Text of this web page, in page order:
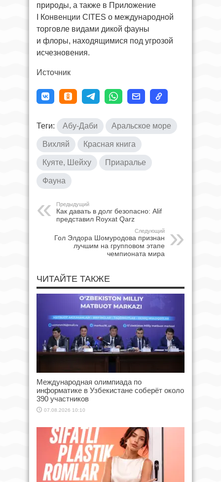
природы, а также в Приложение
I Конвенции CITES о международной
торговле видами дикой фауны
и флоры, находящимися под угрозой
исчезновения.
Источник
Теги: Абу-Даби Аральское море
Вихляй Красная книга
Куяте, Шейху Приаралье
Фауна
Предыдущий
Как давать в долг безопасно: Alif
представил Royxat Qarz
Следующий
Гол Элдора Шомуродова признан
лучшим на групповом этапе
чемпионата мира
ЧИТАЙТЕ ТАКЖЕ
Международная олимпиада по
информатике в Узбекистане соберёт около
390 участников
07.08.2026 10:10